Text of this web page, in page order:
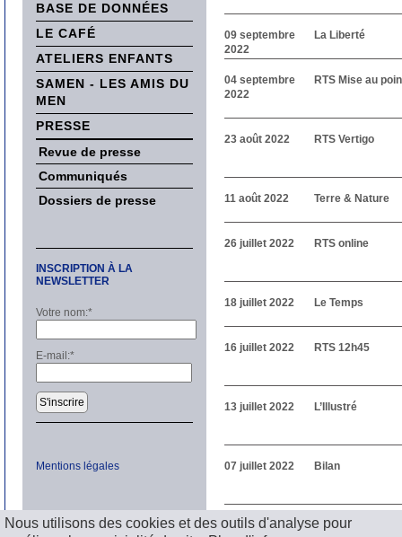
Nous utilisons des cookies et des outils d'analyse pour
BASE DE DONNÉES
LE CAFÉ
ATELIERS ENFANTS
SAMEN - LES AMIS DU
MEN
PRESSE
Revue de presse
Communiqués
Dossiers de presse
INSCRIPTION À LA
NEWSLETTER
Votre nom:*
E-mail:*
S'inscrire
Mentions légales
09 septembre
2022
La Liberté
04 septembre
2022
RTS Mise au
23 août 2022 RTS Vertigo
11 août 2022 Terre & Nature
26 juillet 2022 RTS online
18 juillet 2022 Le Temps
16 juillet 2022 RTS 12h45
13 juillet 2022 L’Illustré
07 juillet 2022 Bilan
Précédent
1
4